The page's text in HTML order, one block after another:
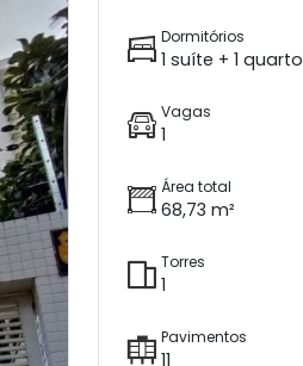
Dormitórios
1 suíte + 1 quarto
Vagas
1
Área total
68,73 m²
Torres
1
Pavimentos
11